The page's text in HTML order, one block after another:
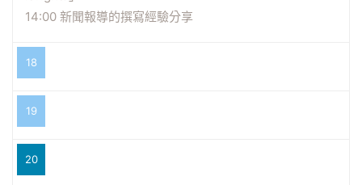
14:00 新聞報導的撰寫經驗分享
18
19
20